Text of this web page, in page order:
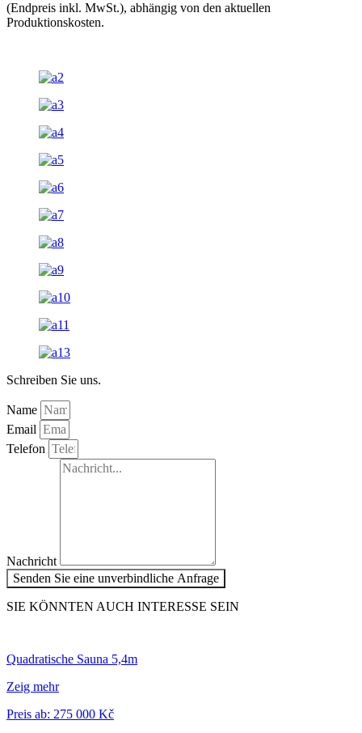
(Endpreis inkl. MwSt.), abhängig von den aktuellen
Produktionskosten.
Schreiben Sie uns.
Name
Email
Telefon
Nachricht
Senden Sie eine unverbindliche Anfrage
SIE KÖNNTEN AUCH INTERESSE SEIN
Quadratische Sauna 5,4m
Zeig mehr
Preis ab: 275 000 Kč